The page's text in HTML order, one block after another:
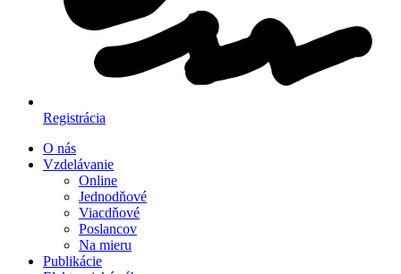
Registrácia
O nás
Vzdelávanie
Online
Jednodňové
Viacdňové
Poslancov
Na mieru
Publikácie